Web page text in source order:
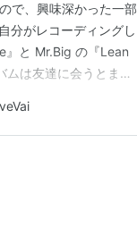
で、興味深かった一部
がレコーディングし
』と Mr.Big の『Lean
は友達に会うとまず